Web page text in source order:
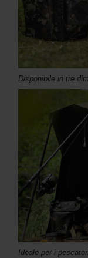
Disponibile in tre
Ideale per i